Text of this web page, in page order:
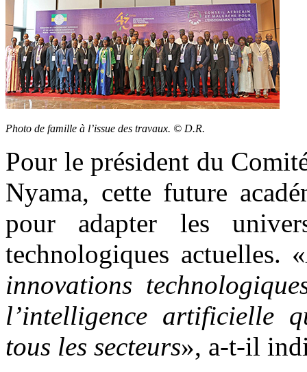
Photo de famille à l’issue des travaux. © D.R.
Pour le président du
Nyama, cette future
pour adapter les
technologiques actuelles. «
innovations
l’intelligence artificielle
tous les secteurs», a-t-il